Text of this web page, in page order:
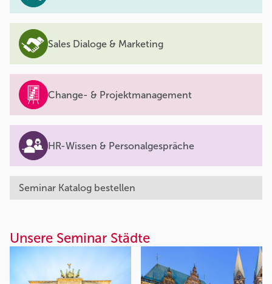
Sales Dialoge & Marketing
Change- & Projektmanagement
HR-Wissen & Personalgespräche
Seminar Katalog bestellen
Unsere Seminar Städte